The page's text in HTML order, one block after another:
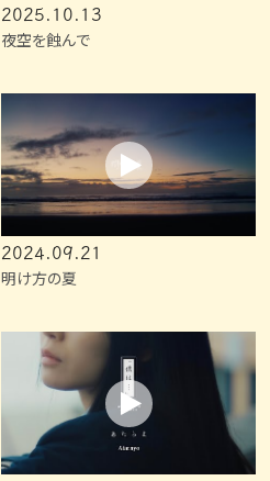
2025.10.13
夜空を蝕んで
2024.09.21
明け方の夏